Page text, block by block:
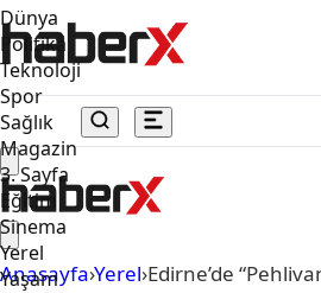
Dünya
Politika
Teknoloji
Spor
Sağlık
Magazin
3. Sayfa
Eğitim
Sinema
Yerel
Yaşam
Anasayfa›Yerel›Edirne’de